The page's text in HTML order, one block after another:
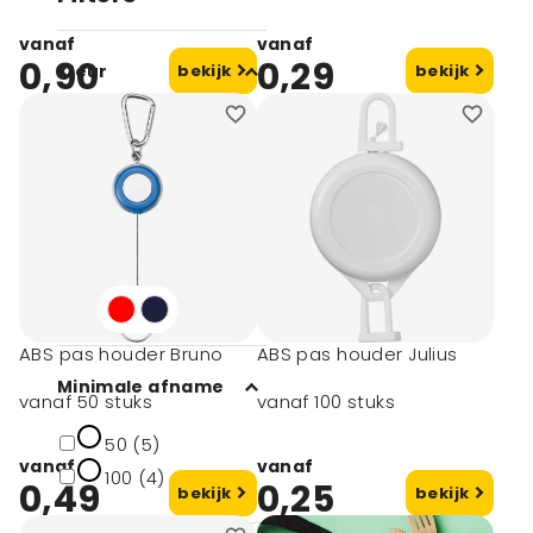
Kleur
Wit (4)
Zwart (5)
Zilver (1)
Minimale afname
50 (5)
100 (4)
vanaf
0,90 bekijk
vanaf
0,29 bekijk
ABS pas houder Bruno
vanaf 50 stuks
vanaf
0,49 bekijk
ABS pas houder Julius
vanaf 100 stuks
vanaf
0,25 bekijk